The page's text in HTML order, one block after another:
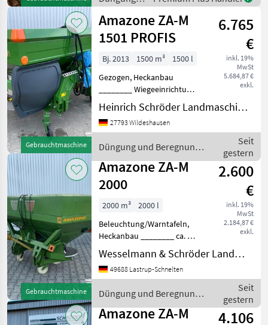
Streubreite:24 m Zuladung:
4200kg
und
Beregnung
/ Amazone
Gebrauchtmaschine
Amazone ZA-M
1501 PROFIS
6.765
€
inkl. 19%
MwSt
5.684,87 €
exkl.
Bj. 2013 1500 m³
1500 l
Gezogen, Heckanbau
________ Wiegeeinrichtung,
Abstellrollen,
Behälteraufsatz S 500,
Grenzstreugerät Limiter MR
Profis Comfort Düngung
und Be
Heinrich Schröder Landmaschinen KG Wildeshausen
27793 Wildeshausen
Düngung und Beregnung /
Amazone
Seit
gestern
Gebrauchtmaschine
Amazone ZA-M
2000
2.600
€
inkl. 19%
MwSt
2.184,87 €
exkl.
2000 m³
2000 l
Beleuchtung/Warntafeln,
Heckanbau ________ ca. 20
Jahre alt, Limiter rechts,
Rollvorrichtung,
Beleuchtung, Streuteller
StreutellerOS 10-18 lose d
Wesselmann & Schröder Landmaschinen Lastrup-Schnelten
49688 Lastrup-Schnelten
Düngung und Beregnung /
Amazone
Seit
gestern
Amazone ZA-M
4.106